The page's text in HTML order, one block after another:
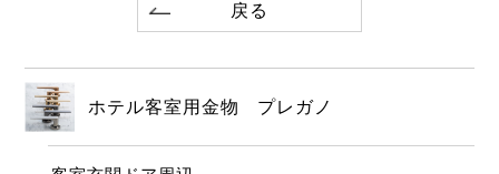
戻る
ホテル客室用金物 プレガノ